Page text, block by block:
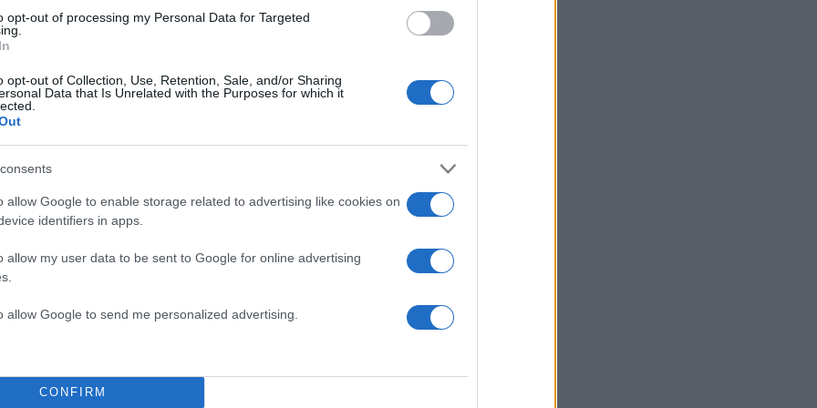
opt-out of processing my Personal Data for Targeted
opt-out of Collection, Use, Retention, Sale, and/or Sharing
Data that Is Unrelated with the Purposes for which it
allow Google to enable storage related to advertising like cookies on
identifiers in apps.
allow my user data to be sent to Google for online advertising
allow Google to send me personalized advertising.
CONFIRM
αποκλειστικά
σεdebate για
όταν μια τεχνική